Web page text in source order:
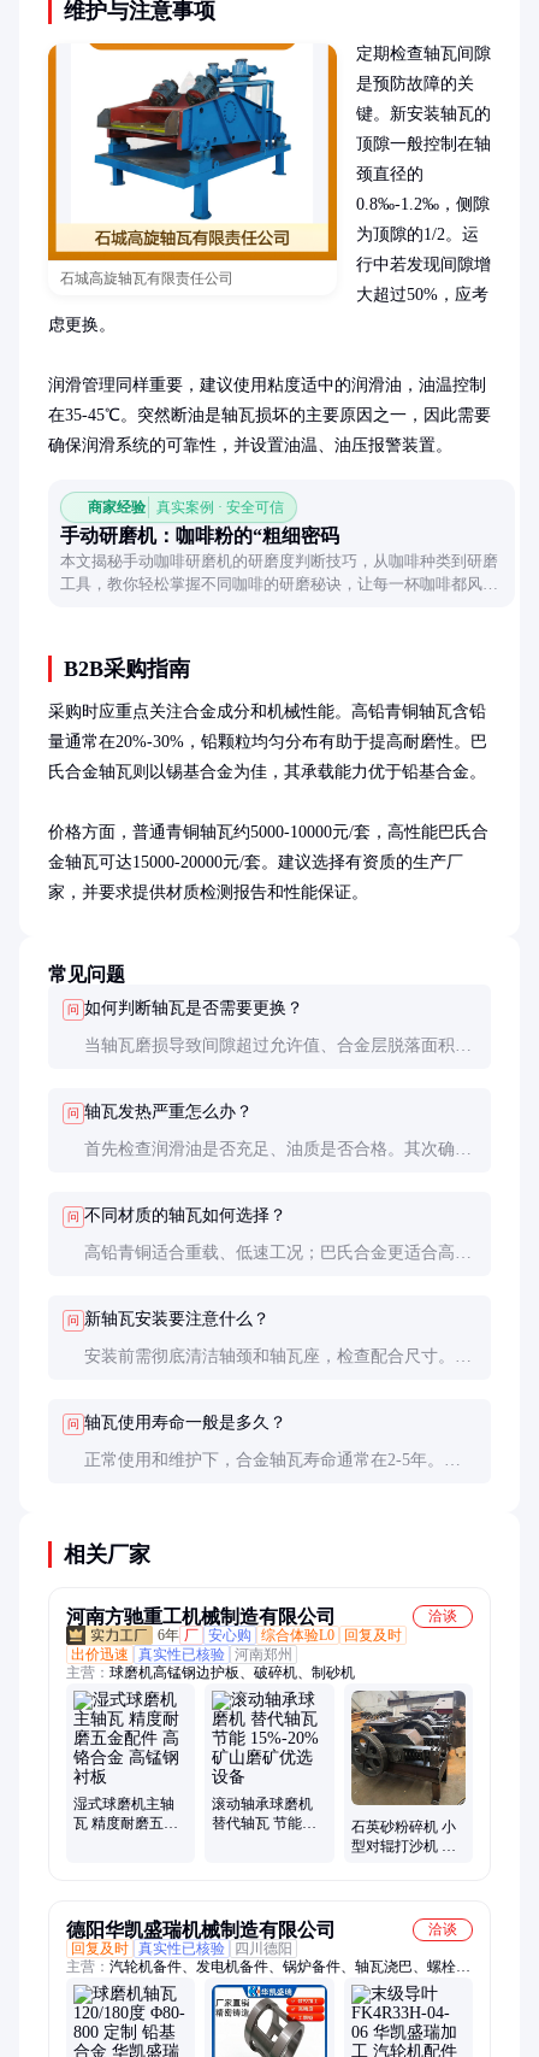
维护与注意事项
石城高旋轴瓦有限责任公司
定期检查轴瓦间隙
是预防故障的关
键。新安装轴瓦的
顶隙一般控制在轴
颈直径的
0.8‰-1.2‰，侧隙
为顶隙的1/2。运
行中若发现间隙增
大超过50%，应考
虑更换。
润滑管理同样重要，建议使用粘度适中的润滑油，油温控制
在35-45℃。突然断油是轴瓦损坏的主要原因之一，因此需要
确保润滑系统的可靠性，并设置油温、油压报警装置。
商家经验 真实案例 · 安全可信
手动研磨机：咖啡粉的“粗细密码
本文揭秘手动咖啡研磨机的研磨度判断技巧，从咖啡种类到研磨
工具，教你轻松掌握不同咖啡的研磨秘诀，让每一杯咖啡都风味
B2B采购指南
采购时应重点关注合金成分和机械性能。高铅青铜轴瓦含铅
量通常在20%-30%，铅颗粒均匀分布有助于提高耐磨性。巴
氏合金轴瓦则以锡基合金为佳，其承载能力优于铅基合金。
价格方面，普通青铜轴瓦约5000-10000元/套，高性能巴氏合
金轴瓦可达15000-20000元/套。建议选择有资质的生产厂
家，并要求提供材质检测报告和性能保证。
常见问题
问 如何判断轴瓦是否需要更换？
当轴瓦磨损导致间隙超过允许值、合金层脱落面积超
态。
问 轴瓦发热严重怎么办？
首先检查润滑油是否充足、油质是否合格。其次确认
问 不同材质的轴瓦如何选择？
高铅青铜适合重载、低速工况；巴氏合金更适合高
问 新轴瓦安装要注意什么？
安装前需彻底清洁轴颈和轴瓦座，检查配合尺寸。安
荷。
问 轴瓦使用寿命一般是多久？
正常使用和维护下，合金轴瓦寿命通常在2-5年。但
相关厂家
河南方驰重工机械制造有限公司
洽谈
6年 厂 安心购 综合体验L0
回复及时
出价迅速
真实性已核验 河南郑州
主营： 球磨机高锰钢边护板、破碎机、制砂机
湿式球磨机主轴
瓦 精度耐磨五金
滚动轴承球磨机
替代轴瓦 节能
石英砂粉碎机 小
型对辊打沙机 砖
德阳华凯盛瑞机械制造有限公司
洽谈
回复及时 真实性已核验
四川德阳
主营： 汽轮机备件、发电机备件、锅炉备件、轴瓦浇巴、螺栓、
螺母、汽封圈、密封瓦、橡胶垫、密封垫片、人孔门垫片